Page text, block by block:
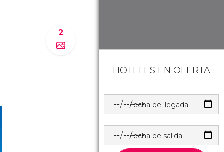
2
HOTELES EN OFERTA
Fecha de llegada
Fecha de salida